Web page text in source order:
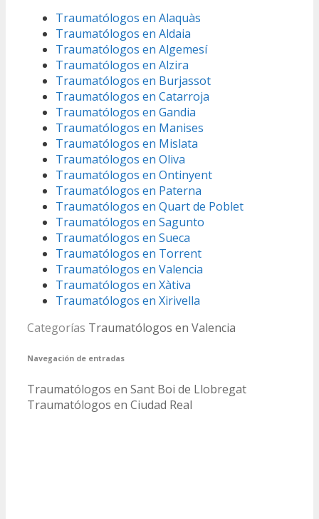
Traumatólogos en Alaquàs
Traumatólogos en Aldaia
Traumatólogos en Algemesí
Traumatólogos en Alzira
Traumatólogos en Burjassot
Traumatólogos en Catarroja
Traumatólogos en Gandia
Traumatólogos en Manises
Traumatólogos en Mislata
Traumatólogos en Oliva
Traumatólogos en Ontinyent
Traumatólogos en Paterna
Traumatólogos en Quart de Poblet
Traumatólogos en Sagunto
Traumatólogos en Sueca
Traumatólogos en Torrent
Traumatólogos en Valencia
Traumatólogos en Xàtiva
Traumatólogos en Xirivella
Categorías Traumatólogos en Valencia
Navegación de entradas
Traumatólogos en Sant Boi de Llobregat
Traumatólogos en Ciudad Real